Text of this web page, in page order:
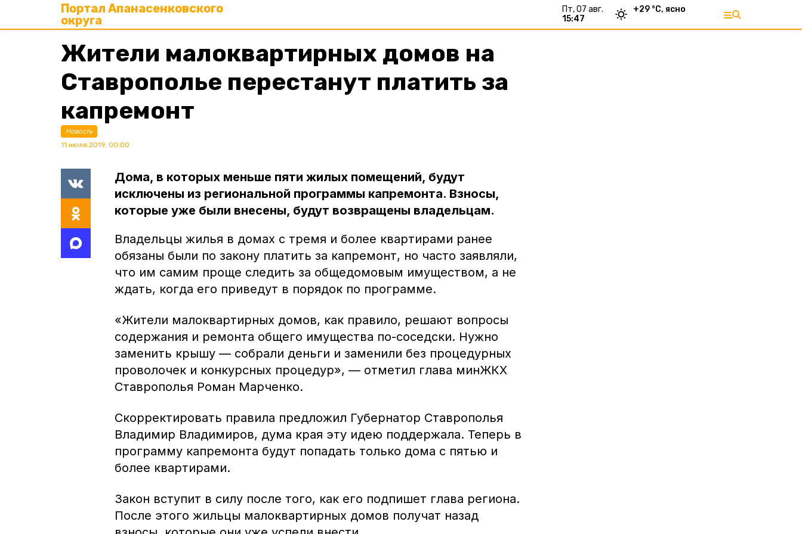
Портал Апанасенковского
округа
пт, 07 авг.
15:47
+29 °С, ясно
Жители малоквартирных домов на
Ставрополье перестанут платить за
капремонт
Новость
11 июля 2019, 00:00
Дома, в которых меньше пяти жилых помещений, будут
исключены из региональной программы капремонта. Взносы,
которые уже были внесены, будут возвращены владельцам.
Владельцы жилья в домах с тремя и более квартирами ранее
обязаны были по закону платить за капремонт, но часто заявляли,
что им самим проще следить за общедомовым имуществом, а не
ждать, когда его приведут в порядок по программе.
«Жители малоквартирных домов, как правило, решают вопросы
содержания и ремонта общего имущества по-соседски. Нужно
заменить крышу — собрали деньги и заменили без процедурных
проволочек и конкурсных процедур», — отметил глава минЖКХ
Ставрополья Роман Марченко.
Скорректировать правила предложил Губернатор Ставрополья
Владимир Владимиров, дума края эту идею поддержала. Теперь в
программу капремонта будут попадать только дома с пятью и
более квартирами.
Закон вступит в силу после того, как его подпишет глава региона.
После этого жильцы малоквартирных домов получат назад